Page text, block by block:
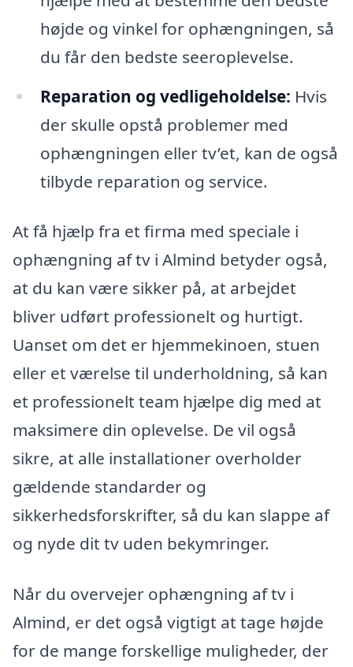
højde og vinkel for ophængningen, så
du får den bedste seeroplevelse.
Reparation og vedligeholdelse: Hvis
der skulle opstå problemer med
ophængningen eller tv’et, kan de også
tilbyde reparation og service.
At få hjælp fra et firma med speciale i
ophængning af tv i Almind betyder også,
at du kan være sikker på, at arbejdet
bliver udført professionelt og hurtigt.
Uanset om det er hjemmekinoen, stuen
eller et værelse til underholdning, så kan
et professionelt team hjælpe dig med at
maksimere din oplevelse. De vil også
sikre, at alle installationer overholder
gældende standarder og
sikkerhedsforskrifter, så du kan slappe af
og nyde dit tv uden bekymringer.
Når du overvejer ophængning af tv i
Almind, er det også vigtigt at tage højde
for de mange forskellige muligheder, der